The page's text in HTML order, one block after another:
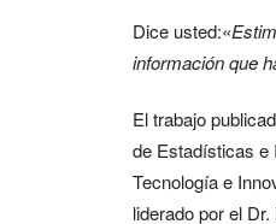
Dice usted:
información que
El trabajo
de Estadísticas e
Tecnología e
liderado por el